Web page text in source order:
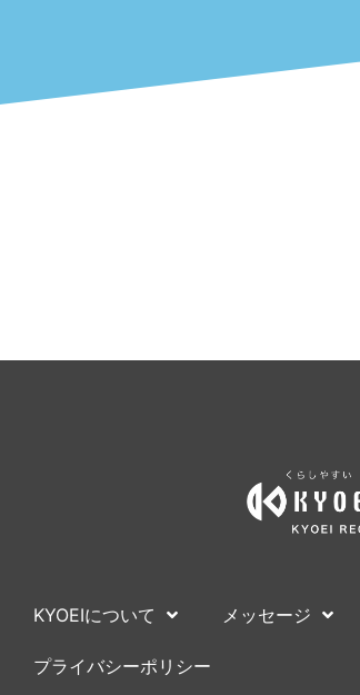
KYOEIについて メッセージ
プライバシーポリシー